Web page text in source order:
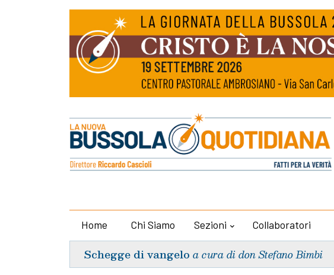
Home Chi Siamo Sezioni Collaboratori
Schegge di vangelo a cura di don Stefano Bimbi